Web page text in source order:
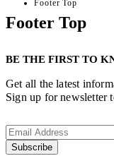
Footer Top
Footer Top
BE THE FIRST TO
Get all the latest
Sign up for newsletter